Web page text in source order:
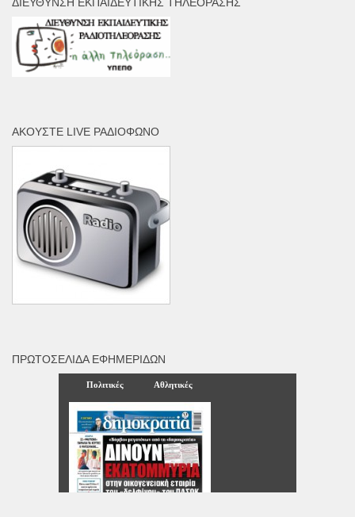
ΔΙΕΎΘΥΝΣΗ ΕΚΠΑΙΔΕΥΤΙΚΉΣ ΤΗΛΕΌΡΑΣΗΣ
ΑΚΟΎΣΤΕ LIVE ΡΑΔΙΌΦΩΝΟ
ΠΡΩΤΟΣΈΛΙΔΑ ΕΦΗΜΕΡΊΔΩΝ